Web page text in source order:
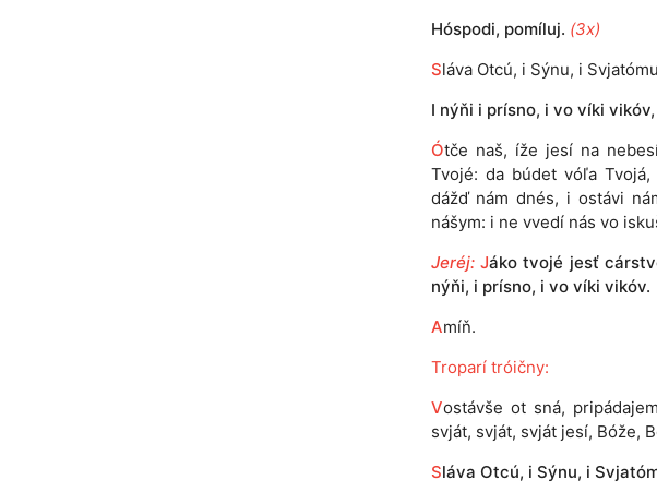
Hóspodi, pomíluj. (3x)
Sláva Otcú, i Sýnu, i
I nýňi i prísno, i vo víki
Ótče naš, íže jesí na
Tvojé: da búdet vóľa
dážď nám dnés, i ostávi
nášym: i ne vvedí nás vo
Jeréj: Jáko tvojé jesť
nýňi, i prísno, i vo víki vikóv.
Amíň.
Troparí tróičny:
Vostávše ot sná,
svját, svját, svját jesí, Bóže,
Sláva Otcú, i Sýnu, i